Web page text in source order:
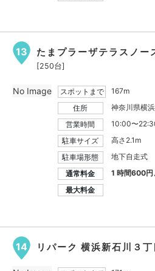
13 たまプラーザテラスノ
[250台]
スポットまで
167m
住所
神奈川県横
営業時間
10:00〜
駐車サイズ
高さ2.1m
駐車場形態
地下自走式
通常料金
1 時間600
最大料金
No Image
14 リパーク 横浜新石川３丁